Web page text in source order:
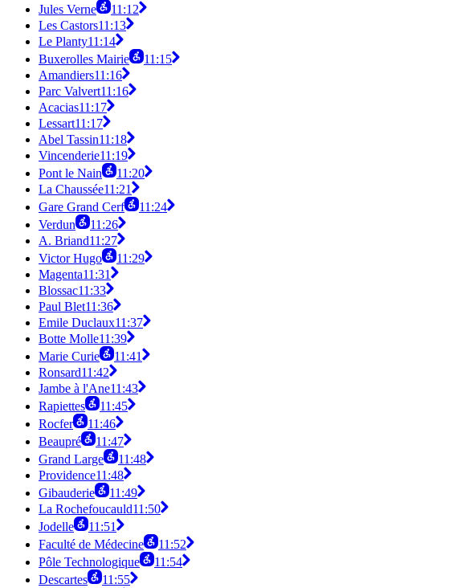
Jules Verne
11:12
Les Castors11:13
Le Planty11:14
Buxerolles Mairie
11:15
Amandiers11:16
Parc Valvert11:16
Acacias11:17
Lessart11:17
Abel Tassin11:18
Vincenderie11:19
Pont le Nain
11:20
La Chaussée11:21
Gare Grand Cerf
11:24
Verdun
11:26
A. Briand11:27
Victor Hugo
11:29
Magenta11:31
Blossac11:33
Paul Blet11:36
Emile Duclaux11:37
Botte Molle11:39
Marie Curie
11:41
Ronsard11:42
Jambe à l'Ane11:43
Rapiettes
11:45
Rocfer
11:46
Beaupré
11:47
Grand Large
11:48
Providence11:48
Gibauderie
11:49
La Rochefoucauld11:50
Jodelle
11:51
Faculté de Médecine
11:52
Pôle Technologique
11:54
Descartes
11:55